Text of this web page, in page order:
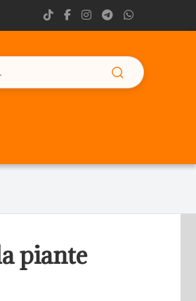
piante